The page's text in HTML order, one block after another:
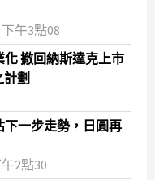
午3點08
撤回納斯達克上市
劃
下一步走勢，日圓再
2點30